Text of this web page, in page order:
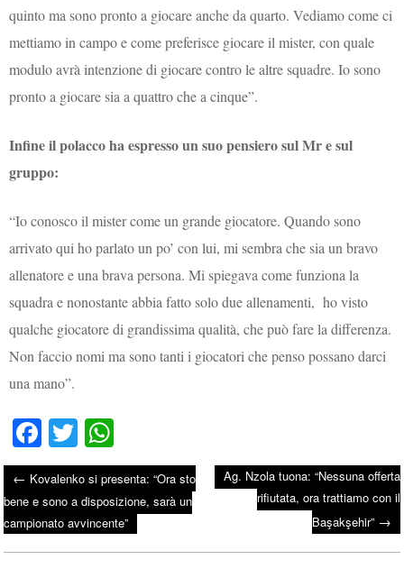
quinto ma sono pronto a giocare anche da quarto. Vediamo come ci
mettiamo in campo e come preferisce giocare il mister, con quale
modulo avrà intenzione di giocare contro le altre squadre. Io sono
pronto a giocare sia a quattro che a cinque”.
Infine il polacco ha espresso un suo pensiero sul Mr e sul
gruppo:
“Io conosco il mister come un grande giocatore. Quando sono
arrivato qui ho parlato un po’ con lui, mi sembra che sia un bravo
allenatore e una brava persona. Mi spiegava come funziona la
squadra e nonostante abbia fatto solo due allenamenti, ho visto
qualche giocatore di grandissima qualità, che può fare la differenza.
Non faccio nomi ma sono tanti i giocatori che penso possano darci
una mano”.
Fa
ce
bo
ok
T
wi
tte
r
ha
ts
A
pp
Post navigation
← Kovalenko si presenta: “Ora sto
bene e sono a disposizione, sarà un
campionato avvincente”
Ag. Nzola tuona: “Nessuna offerta
rifiutata, ora trattiamo con il
Başakşehir” →